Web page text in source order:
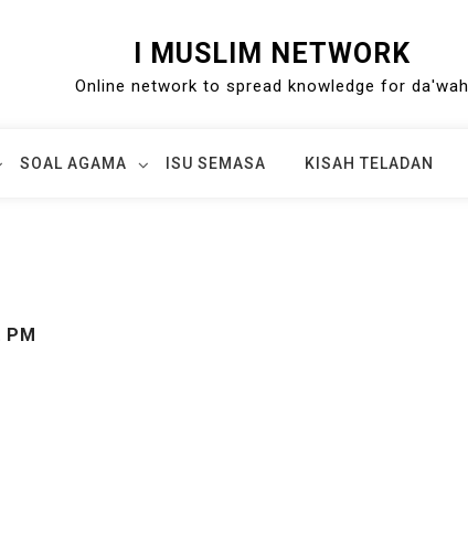
I MUSLIM NETWORK
Online network to spread knowledge for da'wah
SOAL AGAMA ISU SEMASA KISAH TELADAN
PM